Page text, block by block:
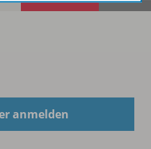
anmelden